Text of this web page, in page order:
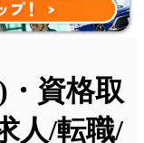
資格取
人/転職/